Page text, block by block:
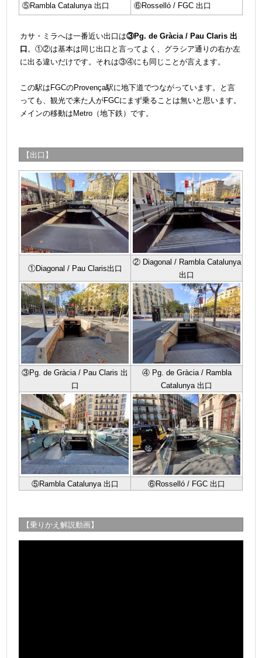
⑤Rambla Catalunya 出口
⑥Rosselló / FGC 出口
カサ・ミラへは一番近い出口は③Pg. de Gràcia / Pau Claris 出
口 。①②は基本は同じ出口と言ってよく、グラシア通りの右か左
に出る違いだけです。それは③④にも同じことが言えます。
この駅はFGCのProvença駅に地下道でつながっています。と言
っても、観光で来た人がFGCにまず乗ることは無いと思います。
メインの移動はMetro（地下鉄）です。
【出口】
①Diagonal / Pau Claris出口
② Diagonal / Rambla Catalunya
出口
③Pg. de Gràcia / Pau Claris 出
口
④ Pg. de Gràcia / Rambla
Catalunya 出口
⑤Rambla Catalunya 出口 ⑥Rosselló / FGC 出口
【乗りかえ解説動画】